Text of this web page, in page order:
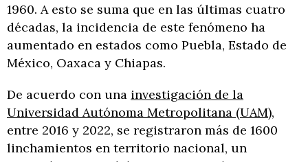
1960. A esto se suma que en las últimas cuatro
décadas, la incidencia de este fenómeno ha
aumentado en estados como Puebla, Estado de
México, Oaxaca y Chiapas.
De acuerdo con una investigación de la
Universidad Autónoma Metropolitana (UAM),
entre 2016 y 2022, se registraron más de 1600
linchamientos en territorio nacional, un